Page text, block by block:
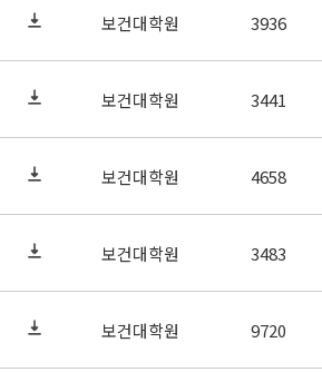
보건대학원 3936
보건대학원 3441
보건대학원 4658
보건대학원 3483
보건대학원 9720